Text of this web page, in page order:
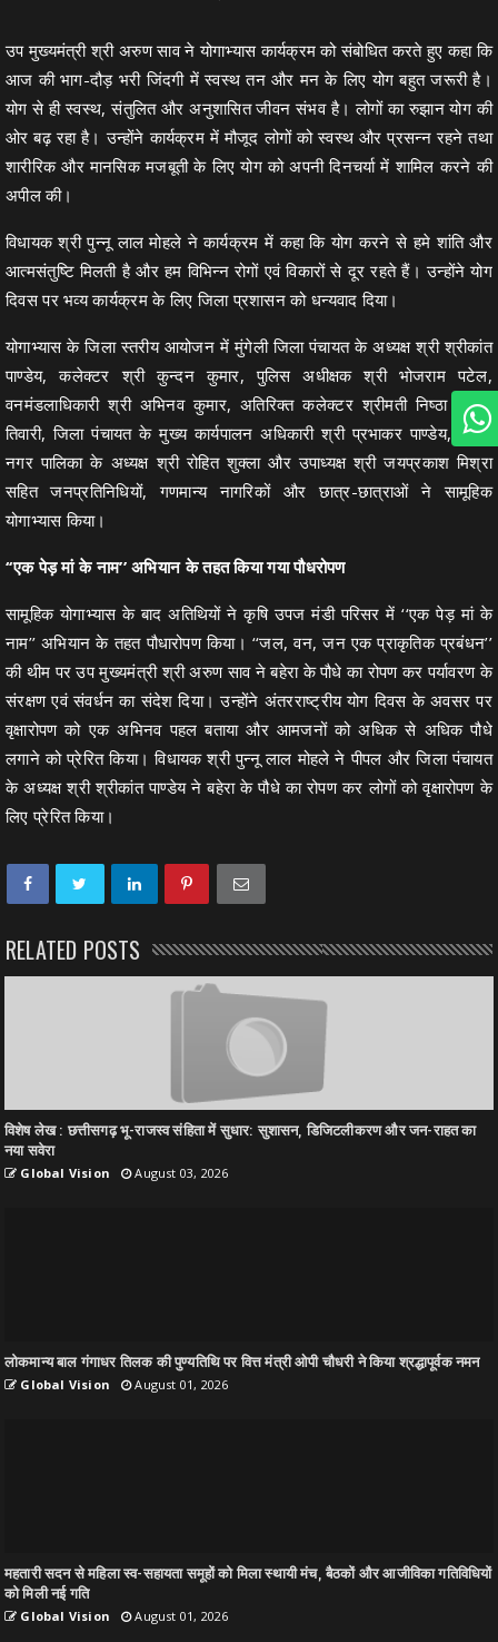
उप मुख्यमंत्री श्री अरुण साव ने योगाभ्यास कार्यक्रम को संबोधित करते हुए कहा कि
आज की भाग-दौड़ भरी जिंदगी में स्वस्थ तन और मन के लिए योग बहुत जरूरी है।
योग से ही स्वस्थ, संतुलित और अनुशासित जीवन संभव है। लोगों का रुझान योग की
ओर बढ़ रहा है। उन्होंने कार्यक्रम में मौजूद लोगों को स्वस्थ और प्रसन्न रहने तथा
शारीरिक और मानसिक मजबूती के लिए योग को अपनी दिनचर्या में शामिल करने की
अपील की।
विधायक श्री पुन्नू लाल मोहले ने कार्यक्रम में कहा कि योग करने से हमे शांति और
आत्मसंतुष्टि मिलती है और हम विभिन्न रोगों एवं विकारों से दूर रहते हैं। उन्होंने योग
दिवस पर भव्य कार्यक्रम के लिए जिला प्रशासन को धन्यवाद दिया।
योगाभ्यास के जिला स्तरीय आयोजन में मुंगेली जिला पंचायत के अध्यक्ष श्री श्रीकांत
पाण्डेय, कलेक्टर श्री कुन्दन कुमार, पुलिस अधीक्षक श्री भोजराम पटेल,
वनमंडलाधिकारी श्री अभिनव कुमार, अतिरिक्त कलेक्टर श्रीमती निष्ठा पाण्डेय
तिवारी, जिला पंचायत के मुख्य कार्यपालन अधिकारी श्री प्रभाकर पाण्डेय, मुंगेली
नगर पालिका के अध्यक्ष श्री रोहित शुक्ला और उपाध्यक्ष श्री जयप्रकाश मिश्रा
सहित जनप्रतिनिधियों, गणमान्य नागरिकों और छात्र-छात्राओं ने सामूहिक
योगाभ्यास किया।
‘‘एक पेड़ मां के नाम’’ अभियान के तहत किया गया पौधरोपण
सामूहिक योगाभ्यास के बाद अतिथियों ने कृषि उपज मंडी परिसर में ‘‘एक पेड़ मां के
नाम’’ अभियान के तहत पौधारोपण किया। ‘‘जल, वन, जन एक प्राकृतिक प्रबंधन’’
की थीम पर उप मुख्यमंत्री श्री अरुण साव ने बहेरा के पौधे का रोपण कर पर्यावरण के
संरक्षण एवं संवर्धन का संदेश दिया। उन्होंने अंतरराष्ट्रीय योग दिवस के अवसर पर
वृक्षारोपण को एक अभिनव पहल बताया और आमजनों को अधिक से अधिक पौधे
लगाने को प्रेरित किया। विधायक श्री पुन्नू लाल मोहले ने पीपल और जिला पंचायत
के अध्यक्ष श्री श्रीकांत पाण्डेय ने बहेरा के पौधे का रोपण कर लोगों को वृक्षारोपण के
लिए प्रेरित किया।
RELATED POSTS
विशेष लेख : छत्तीसगढ़ भू-राजस्व संहिता में सुधार: सुशासन, डिजिटलीकरण और जन-राहत का
नया सवेरा
Global Vision August 03, 2026
लोकमान्य बाल गंगाधर तिलक की पुण्यतिथि पर वित्त मंत्री ओपी चौधरी ने किया श्रद्धापूर्वक नमन
Global Vision August 01, 2026
महतारी सदन से महिला स्व-सहायता समूहों को मिला स्थायी मंच, बैठकों और आजीविका गतिविधियों
को मिली नई गति
Global Vision August 01, 2026